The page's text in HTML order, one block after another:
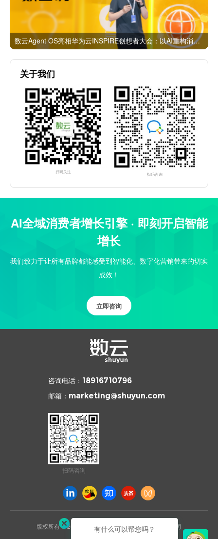
数云Agent OS亮相华为云INSPIRE创想者大会：以AI重构消费者运营与零售营销新范式
关于我们
扫码关注 扫码咨询
AI全域消费者增长引擎 · 即刻开启智能
增长
我们致力于让所有品牌都能感受到智能化、数字化营销带来的切实
成效！
立即咨询
咨询电话： 18916710796
邮箱： marketing@shuyun.com
扫码咨询
版权所有 © 2026 杭州数云信息技术有限公司上海分公司
有什么可以帮您吗？